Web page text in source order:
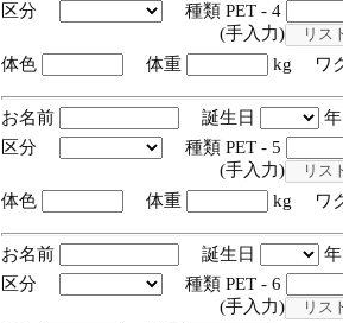
区分
種類 PET - 4
(手入力)
体色
体重 kg ワ
お名前 誕生日
区分
種類 PET - 5
(手入力)
体色
体重 kg ワ
お名前 誕生日
区分
種類 PET - 6
(手入力)